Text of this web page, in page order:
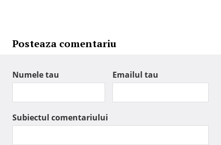
Posteaza comentariu
Numele tau Emailul tau
Subiectul comentariului